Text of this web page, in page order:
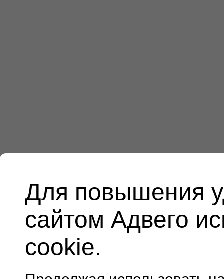
Для повышения
сайтом Адвего
cookie.